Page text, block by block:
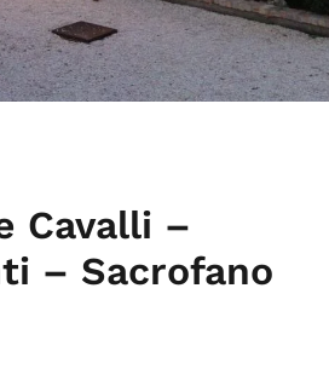
Cavalli –
– Sacrofano